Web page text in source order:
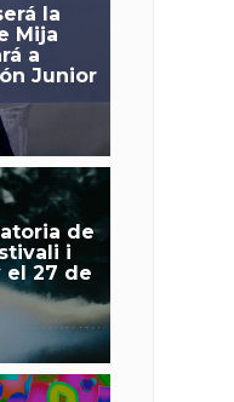
la
Mija
a
Junior
de
i
el 27 de